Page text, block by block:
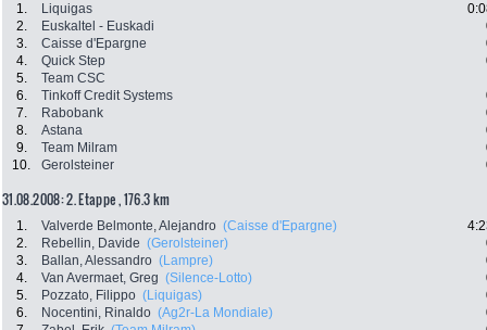
1. Liquigas
2.
Euskaltel - Euskadi
3.
Caisse d'Epargne
4.
Quick Step
5.
Team CSC
6.
Tinkoff Credit Systems
7.
Rabobank
8.
Astana
9.
Team Milram
10.
Gerolsteiner
31.08.2008: 2. Etappe , 176.3 km
1. Valverde Belmonte, Alejandro (Caisse d'Epargne)
2.
Rebellin, Davide (Gerolsteiner)
3.
Ballan, Alessandro (Lampre)
4.
Van Avermaet, Greg (Silence-Lotto)
5.
Pozzato, Filippo (Liquigas)
6.
Nocentini, Rinaldo (Ag2r-La Mondiale)